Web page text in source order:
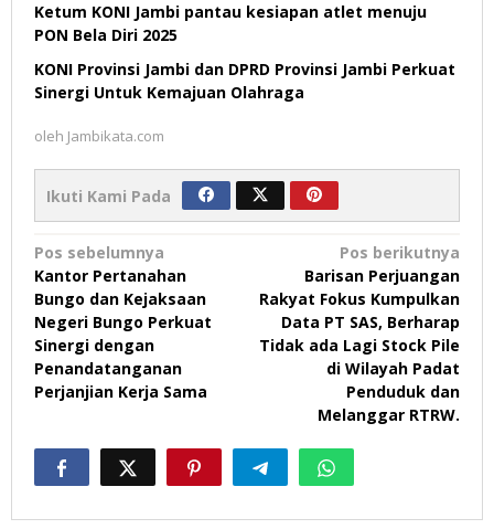
Ketum KONI Jambi pantau kesiapan atlet menuju
PON Bela Diri 2025
KONI Provinsi Jambi dan DPRD Provinsi Jambi Perkuat
Sinergi Untuk Kemajuan Olahraga
oleh Jambikata.com
Ikuti Kami Pada
Navigasi
pos
Pos sebelumnya
Kantor Pertanahan
Bungo dan Kejaksaan
Negeri Bungo Perkuat
Sinergi dengan
Penandatanganan
Perjanjian Kerja Sama
Pos berikutnya
Barisan Perjuangan
Rakyat Fokus Kumpulkan
Data PT SAS, Berharap
Tidak ada Lagi Stock Pile
di Wilayah Padat
Penduduk dan
Melanggar RTRW.